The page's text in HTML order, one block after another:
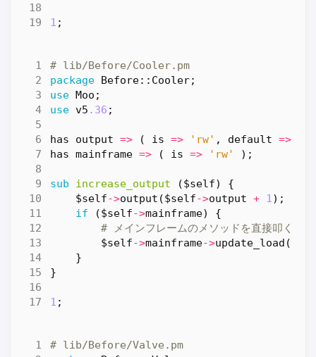
1 ;
# lib/Before/Cooler.pm
package Before::Cooler;
use Moo ;
use v5 .36 ;
has output => ( is => 'rw' , default =>
has mainframe => ( is => 'rw' );
sub increase_output
($self) {
$self->output ($self->output + 1);
if
($self->mainframe)
{
# メインフレームのメソッドを直接叩く
$self->mainframe->update_load (
}
}
1 ;
# lib/Before/Valve.pm